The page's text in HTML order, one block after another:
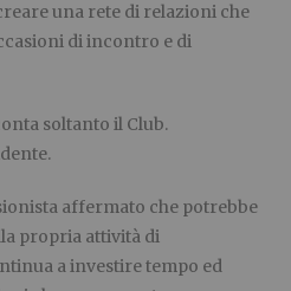
una rete di relazioni che
di incontro e di
soltanto il Club.
affermato che potrebbe
propria attività di
a investire tempo ed